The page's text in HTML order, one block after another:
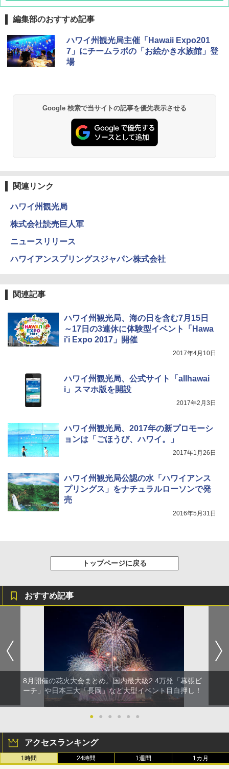
編集部のおすすめ記事
ハワイ州観光局主催「Hawaii Expo201
7」にチームラボの「お絵かき水族館」登
場
Google 検索で当サイトの記事を優先表示させる
関連リンク
ハワイ州観光局
株式会社読売巨人軍
ニュースリリース
ハワイアンスプリングスジャパン株式会社
関連記事
ハワイ州観光局、海の日を含む7月15日
～17日の3連休に体験型イベント「Hawa
i'i Expo 2017」開催
2017年4月10日
ハワイ州観光局、公式サイト「allhawai
i」スマホ版を開設
2017年2月3日
ハワイ州観光局、2017年の新プロモーシ
ョンは「ごほうび、ハワイ。」
2017年1月26日
ハワイ州観光局公認の水「ハワイアンス
プリングス」をナチュラルローソンで発
売
2016年5月31日
トップページに戻る
おすすめ記事
8月開催の花火大会まとめ。国内最大級2.4万発「幕張ビ
ーチ」や日本三大「長岡」など大型イベント目白押し！
● ● ● ● ● ●
アクセスランキング
1時間 24時間 1週間 1カ月